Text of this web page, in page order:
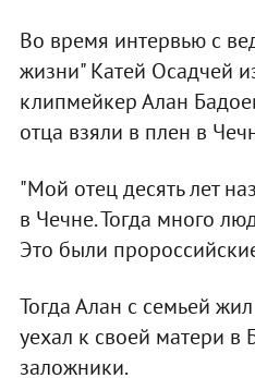
Во время интервью с
жизни" Катей Осадчей
клипмейкер Алан
отца взяли в плен в
"Мой отец десять лет
в Чечне. Тогда много
Это были
Тогда Алан с семьей
уехал к своей матери в
заложники.